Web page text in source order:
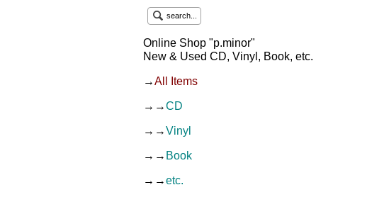
search...
Online Shop "p.minor"
New & Used CD, Vinyl, Book, etc.
→All Items
→→CD
→→Vinyl
→→ Book
→→etc.